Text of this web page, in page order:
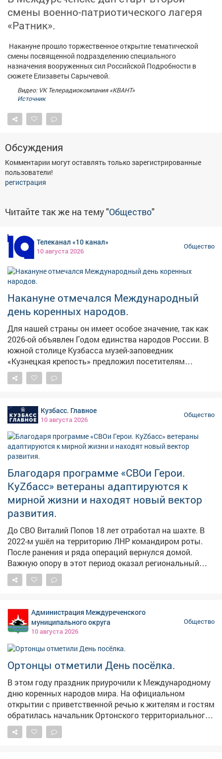
Обучение Проекты
Товары Поздравления Погода
ТВ программа
смены военно-патриотического лагеря
«Ратник».
Накануне прошло торжественное открытие тематической
смены посвященной подразделению специального
назначения вооруженных сил Российской Подробности в
сюжете Елизаветы Сарычевой.
Видео: VK Телерадиокомпания «КВАНТ»
Источник
Обсуждения
Комментарии могут оставлять только зарегистрированные
пользователи!
регистрация
Читайте так же на тему "Общество"
Телеканал «10 канал»
10 августа 2026
Общество
Накануне отмечался Международный
день коренных народов.
Для нашей страны он имеет особое значение, так как
2026-ой объявлен Годом единства народов России. В
южной столице Кузбасса музей-заповедник
«Кузнецкая крепость» предложил посетителям
поближе познакомиться с культурой и традициями
шорцев. #новости10канала
Кузбасс. Главное
10 августа 2026
Общество
Благодаря программе «СВОи Герои.
КуZбасс» ветераны адаптируются к
мирной жизни и находят новый вектор
развития.
До СВО Виталий Попов 18 лет отработал на шахте. В
2022-м ушёл на территорию ЛНР командиром роты.
После ранения и ряда операций вернулся домой.
Важную опору в этот период оказал региональный
филиал Госфонда «Защитники Отечества». Найти себя
в гражданской сфере также помогла программа
публичных выступлений и решения конфликтов.
Программа дала базу. Лекции дали теорию, но именно
практические модули помогли применить знания в
Виталий оптимизирует горные работы и готовит
проект по снижению нагрузки на бизнес. Он на Доске
почёта округа и участвует в патриотических акциях.
Служба не завершилась - она сменила формат,
сохранив ответственность за результат!
Администрация Междуреченского
муниципального округа
10 августа 2026
Общество
Ортонцы отметили День посёлка.
В этом году праздник приурочили к Международному
дню коренных народов мира. На официальном
открытии с приветственной речью к жителям и гостям
обратилась начальник Ортонского территориального
управления администрации Междуреченского
муниципального округа Людмила Трухина. 🎉